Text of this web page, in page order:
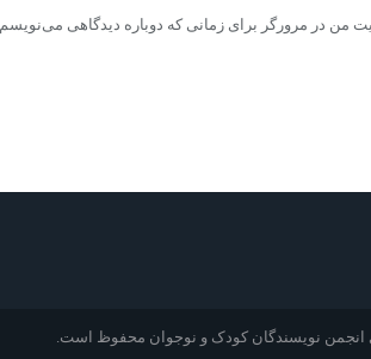
من در مرورگر برای زمانی که دوباره دیدگاهی می‌نویسم.
انجمن نویسندگان کودک و نوجوان محفوظ است.